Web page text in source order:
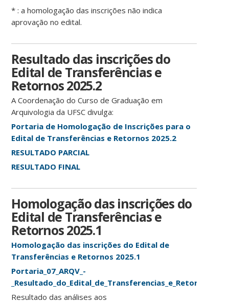
* : a homologação das inscrições não indica
aprovação no edital.
Resultado das inscrições do
Edital de Transferências e
Retornos 2025.2
A Coordenação do Curso de Graduação em
Arquivologia da UFSC divulga:
Portaria de Homologação de Inscrições para o
Edital de Transferências e Retornos 2025.2
RESULTADO PARCIAL
RESULTADO FINAL
Homologação das inscrições do
Edital de Transferências e
Retornos 2025.1
Homologação das inscrições do Edital de
Transferências e Retornos 2025.1
Portaria_07_ARQV_-
Resultado das análises aos